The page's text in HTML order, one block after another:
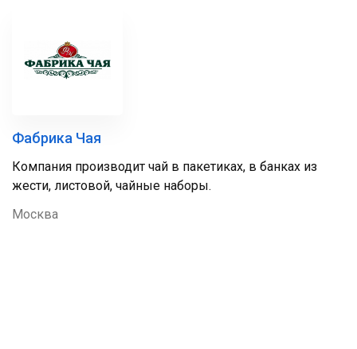
Фабрика Чая
Компания производит чай в пакетиках, в банках из
жести, листовой, чайные наборы.
Москва